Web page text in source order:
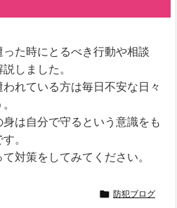
た時にとるべき行動や相談
しました。
れている方は毎日不安な日々
は自分で守るという意識をも
。
対策をしてみてください。
 防犯ブログ